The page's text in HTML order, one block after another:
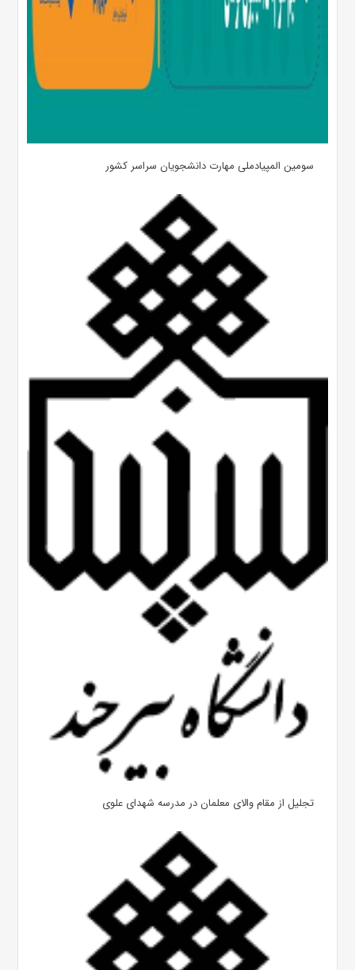
سومین المپیادملی مهارت دانشجویان سراسر کشور
تجلیل از مقام والای معلمان در مدرسه شهدای علوی